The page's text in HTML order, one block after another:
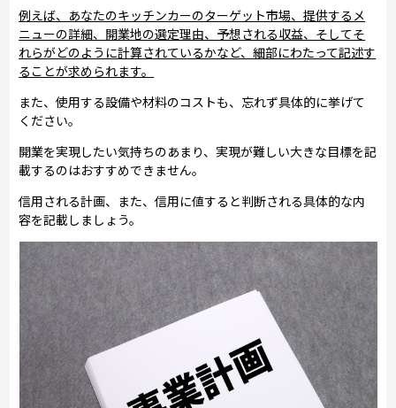
例えば、あなたのキッチンカーのターゲット市場、提供するメ
ニューの詳細、開業地の選定理由、予想される収益、そしてそ
れらがどのように計算されているかなど、細部にわたって記述す
ることが求められます。
また、使用する設備や材料のコストも、忘れず具体的に挙げて
ください。
開業を実現したい気持ちのあまり、実現が難しい大きな目標を記
載するのはおすすめできません。
信用される計画、また、信用に値すると判断される具体的な内
容を記載しましょう。